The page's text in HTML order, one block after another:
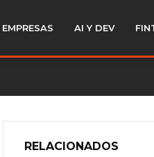
EMPRESAS AI Y DEV
RELACIONADOS